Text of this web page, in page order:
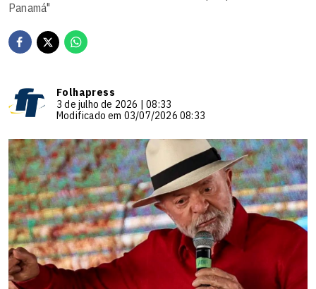
Panamá"
Folhapress
3 de julho de 2026 | 08:33
Modificado em 03/07/2026 08:33